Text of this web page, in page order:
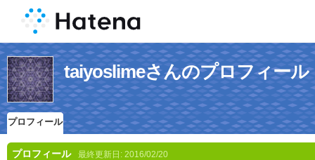
taiyoslimeさんのプロフィール
プロフィール
プロフィール 最終更新日: 2016/02/20